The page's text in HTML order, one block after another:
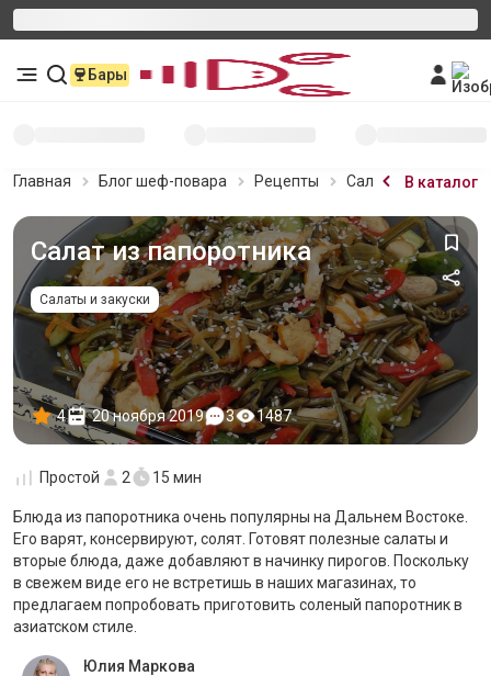
Бары
Главная Блог шеф-повара Рецепты Салат изВ каталог
Салат из папоротника
Салаты и закуски
4 20 ноября 2019 3 1487
Простой 2 15 мин
Блюда из папоротника очень популярны на Дальнем Востоке.
Его варят, консервируют, солят. Готовят полезные салаты и
вторые блюда, даже добавляют в начинку пирогов. Поскольку
в свежем виде его не встретишь в наших магазинах, то
предлагаем попробовать приготовить соленый папоротник в
азиатском стиле.
Юлия Маркова